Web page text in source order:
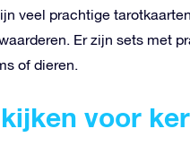
veel prachtige
Er zijn sets met
of dieren.
voor